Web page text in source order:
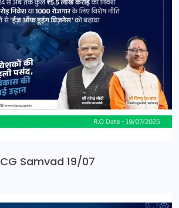
CG Samvad 19/07